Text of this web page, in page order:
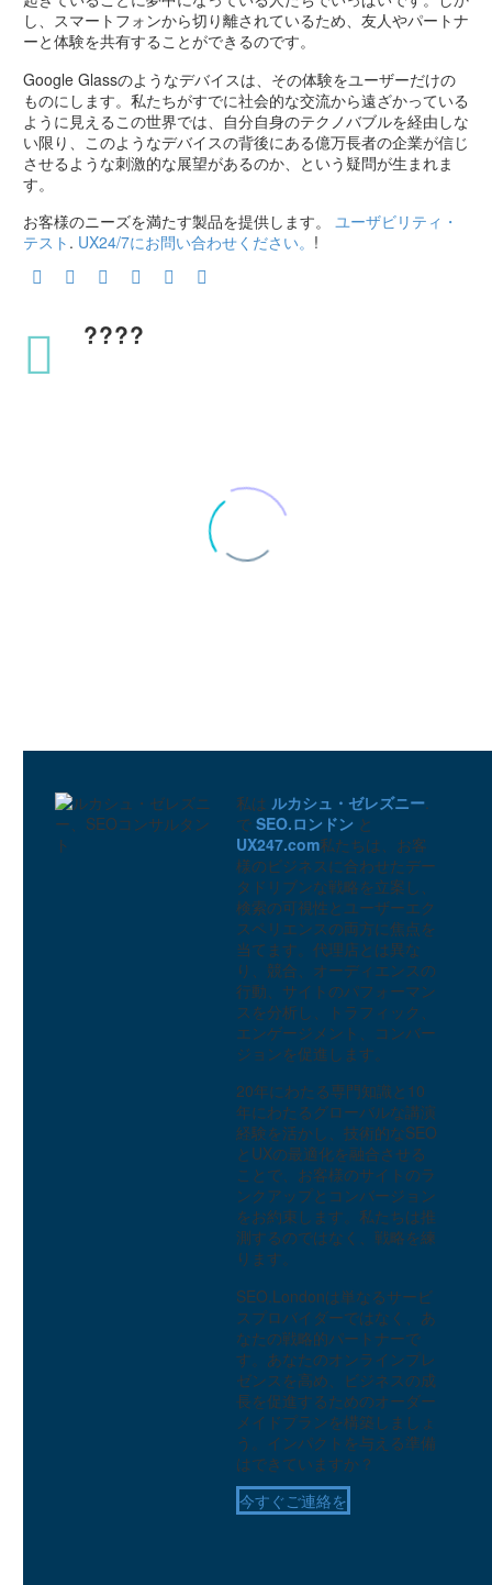
し、スマートフォンから切り離されているため、友人やパートナ
ーと体験を共有することができるのです。
Google Glassのようなデバイスは、その体験をユーザーだけの
ものにします。私たちがすでに社会的な交流から遠ざかっている
ように見えるこの世界では、自分自身のテクノバブルを経由しな
い限り、このようなデバイスの背後にある億万長者の企業が信じ
させるような刺激的な展望があるのか、という疑問が生まれま
す。
お客様のニーズを満たす製品を提供します。 ユーザビリティ・
テスト . UX24/7にお問い合わせください。 !
????
効果的なTrue Intent Studyを実施する方法
私は ルカシュ・ゼレズニー
で SEO.ロンドン と
UX247.com私たちは、お客
様のビジネスに合わせたデー
タドリブンな戦略を立案し、
検索の可視性とユーザーエク
スペリエンスの両方に焦点を
当てます。代理店とは異な
り、競合、オーディエンスの
行動、サイトのパフォーマン
スを分析し、トラフィック、
エンゲージメント、コンバー
ジョンを促進します。
20年にわたる専門知識と10
年にわたるグローバルな講演
経験を活かし、技術的なSEO
とUXの最適化を融合させる
ことで、お客様のサイトのラ
ンクアップとコンバージョン
をお約束します。私たちは推
測するのではなく、戦略を練
ります。
SEO.Londonは単なるサービ
スプロバイダーではなく、あ
なたの戦略的パートナーで
す。あなたのオンラインプレ
ゼンスを高め、ビジネスの成
長を促進するためのオーダー
メイドプランを構築しましょ
う。インパクトを与える準備
はできていますか？
今すぐご連絡を